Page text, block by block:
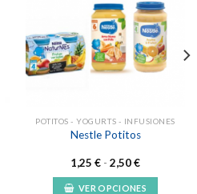
Añadir
a la
lista de
deseos
POTITOS - YOGURTS - INFUSIONES
Nestle Potitos
1,25 € - 2,50€Rango
precios:
VER OPCIONES